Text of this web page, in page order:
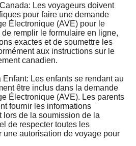
Les voyageurs doivent
pour faire une demande
Électronique (AVE) pour le
remplir le formulaire en ligne,
exactes et de soumettre les
aux instructions sur le
canadien.
Les enfants se rendant au
être inclus dans la demande
Électronique (AVE). Les parents
fournir les informations
lors de la soumission de la
de respecter toutes les
une autorisation de voyage pour